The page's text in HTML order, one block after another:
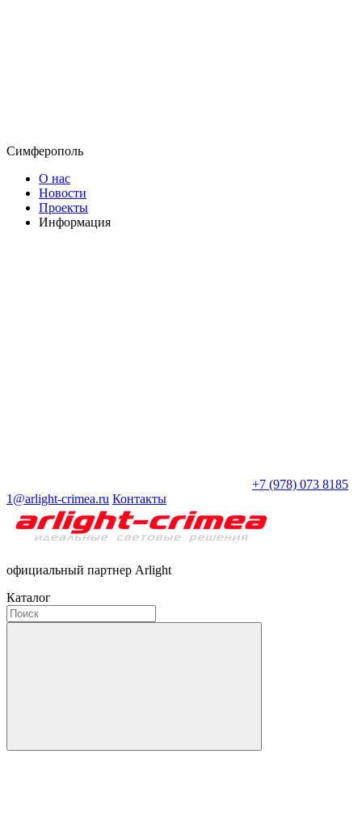
Симферополь
О нас
Новости
Проекты
Информация
+7 (978) 073 8185
1@arlight-crimea.ru Контакты
официальный партнер Arlight
Каталог